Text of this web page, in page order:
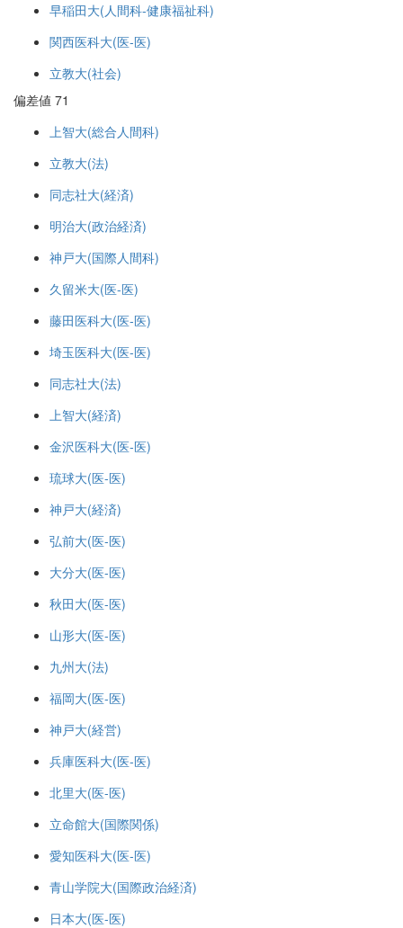
早稲田大(人間科-健康福祉科)
関西医科大(医-医)
立教大(社会)
偏差値 71
上智大(総合人間科)
立教大(法)
同志社大(経済)
明治大(政治経済)
神戸大(国際人間科)
久留米大(医-医)
藤田医科大(医-医)
埼玉医科大(医-医)
同志社大(法)
上智大(経済)
金沢医科大(医-医)
琉球大(医-医)
神戸大(経済)
弘前大(医-医)
大分大(医-医)
秋田大(医-医)
山形大(医-医)
九州大(法)
福岡大(医-医)
神戸大(経営)
兵庫医科大(医-医)
北里大(医-医)
立命館大(国際関係)
愛知医科大(医-医)
青山学院大(国際政治経済)
日本大(医-医)